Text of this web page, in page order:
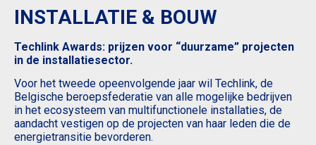
INSTALLATIE & BOUW
Techlink Awards: prijzen voor “duurzame” projecten
in de installatiesector.
Voor het tweede opeenvolgende jaar wil Techlink, de
Belgische beroepsfederatie van alle mogelijke bedrijven
in het ecosysteem van multifunctionele installaties, de
aandacht vestigen op de projecten van haar leden die de
energietransitie bevorderen.